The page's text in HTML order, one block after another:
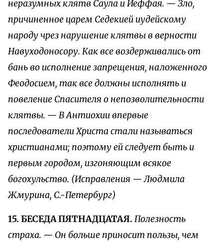
неразумных клятв Саула и Иеффая. — Зло,
причиненное царем Седекией иудейскому
народу чрез нарушение клятвы в верности
Навуходоносору. Как все воздерживались от
бань во исполнение запрещения, наложенного
Феодосием, так все должны исполнять и
повеление Спасителя о непозволительности
клятвы. — В Антиохии впервые
последователи Христа стали называться
христианами; поэтому ей следует быть и
первым городом, изгоняющим всякое
богохульство. (Исправления — Людмила
Жмурина, С.-Петербург)
15. БЕСЕДА ПЯТНАДЦАТАЯ. Полезность
страха. — Он больше приносит пользы, чем